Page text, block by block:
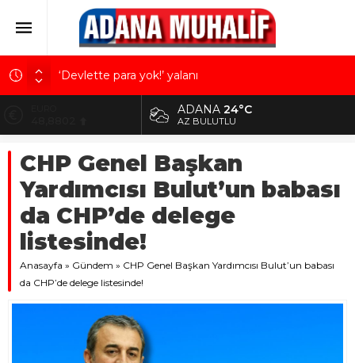
‘Devlette para yok!’ yalanı
Kuru meyve sektörü 2 milyar dolar ihracat hedefi
için Ankara’dan destek istedi
Mobilya ihracatında Avrupa ivmesi
Göz için “Akıllı Mercek” herkes için uygun mu?
Devletin iki bilançosu: Görünen bütçe, bütçe dışı
riskler ve hazineyi bekleyen yük
10.824,63
DOLAR
42,2340
48,8802
ADANA24°C
AZ BULUTLU
CHP Genel Başkan
Yardımcısı Bulut’un babası
da CHP’de delege
listesinde!
Anasayfa » Gündem » CHP Genel Başkan Yardımcısı Bulut’un babası
da CHP’de delege listesinde!